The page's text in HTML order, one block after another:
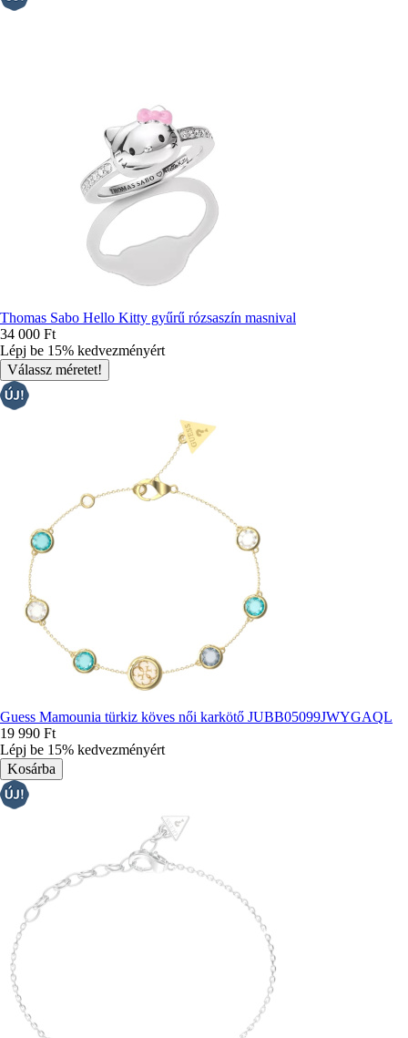
Thomas Sabo Hello Kitty gyűrű rózsaszín masnival
34 000 Ft
Lépj be 15% kedvezményért
Guess Mamounia türkiz köves női karkötő JUBB05099JWYGAQL
19 990 Ft
Lépj be 15% kedvezményért